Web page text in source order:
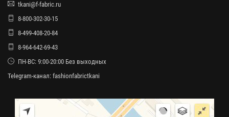
tkani@f-fabric.ru
8-800-302-30-15
8-499-408-20-84
8-964-642-69-43
ПН-ВС: 9:00-20:00 Без выходных
Telegram-канал: fashionfabrictkani